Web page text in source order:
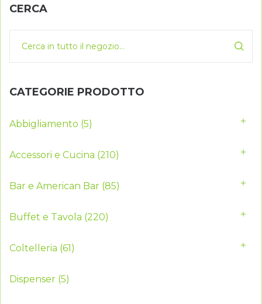
CERCA
CATEGORIE PRODOTTO
Abbigliamento (5)
Accessori e Cucina (210)
Bar e American Bar (85)
Buffet e Tavola (220)
Coltelleria (61)
Dispenser (5)